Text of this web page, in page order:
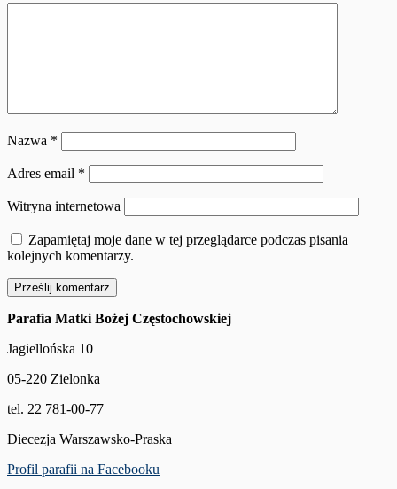
Nazwa *
Adres email *
Witryna internetowa
Zapamiętaj moje dane w tej przeglądarce podczas pisania
kolejnych komentarzy.
Parafia Matki Bożej Częstochowskiej
Jagiellońska 10
05-220 Zielonka
tel. 22 781-00-77
Diecezja Warszawsko-Praska
Profil parafii na Facebooku